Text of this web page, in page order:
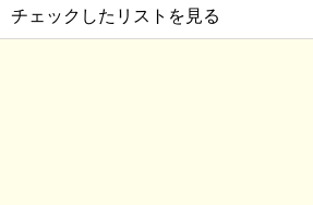
チェックしたリストを見る